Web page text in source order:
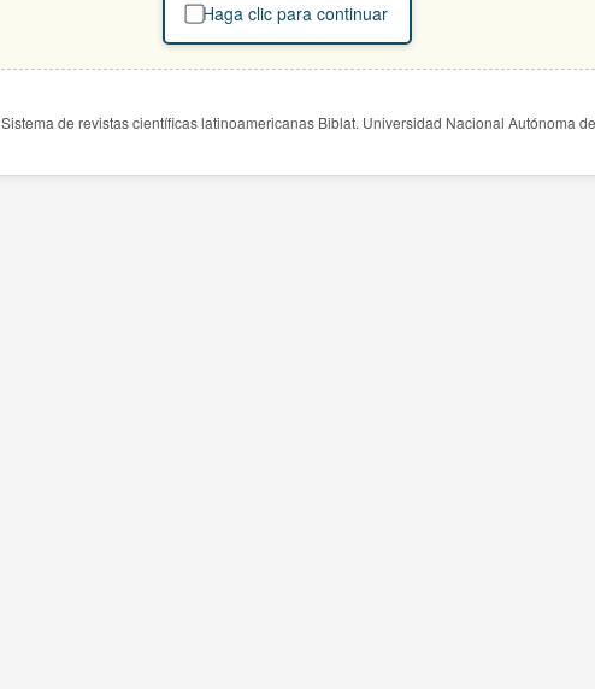
Haga clic para continuar
Sistema de revistas científicas latinoamericanas Biblat. Universidad Nacional Autónoma